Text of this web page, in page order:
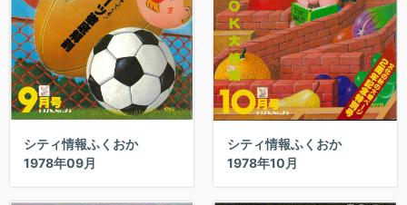
シティ情報ふくおか
1978年09月
シティ情報ふくおか
1978年10月